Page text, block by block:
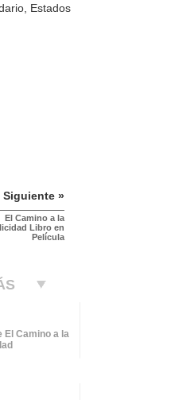
Estados
Siguiente »
El Camino a la
Libro en
Película
El Camino a la